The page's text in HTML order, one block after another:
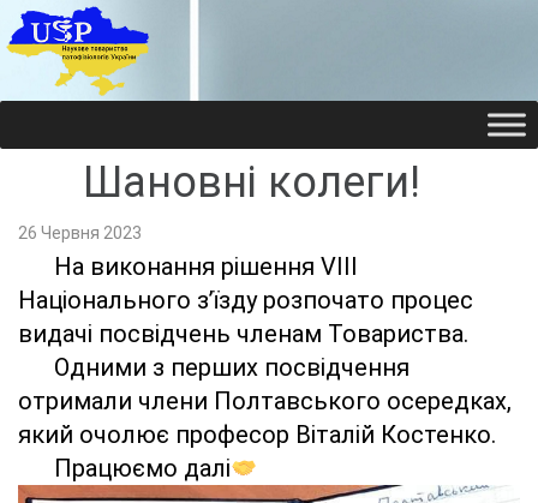
НАУКОВЕ
НАУКОВЕ
Шановні колеги!
26 Червня 2023
На виконання рішення VIII
Національного з’їзду розпочато процес
видачі посвідчень членам Товариства.
Одними з перших посвідчення
отримали члени Полтавського осередках,
який очолює професор Віталій Костенко.
Працюємо далі